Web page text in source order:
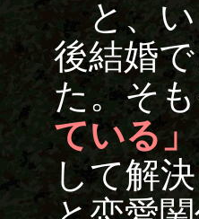
と、い
後結婚
た。そ
ている」
して解